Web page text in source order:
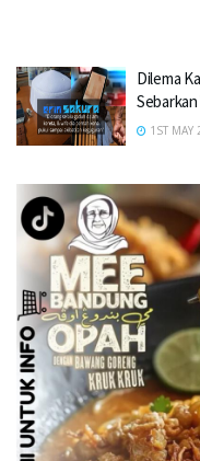
Dilema
1ST MAY